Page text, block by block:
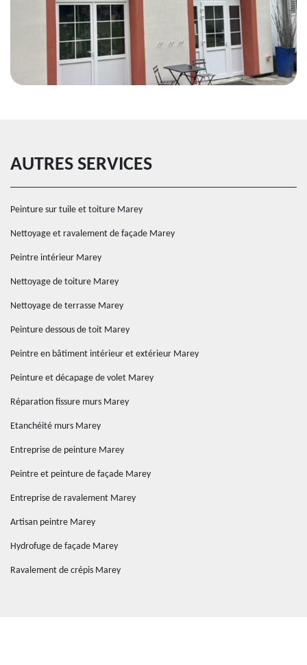
AUTRES SERVICES
Peinture sur tuile et toiture Marey
Nettoyage et ravalement de façade Marey
Peintre intérieur Marey
Nettoyage de toiture Marey
Nettoyage de terrasse Marey
Peinture dessous de toit Marey
Peintre en bâtiment intérieur et extérieur Marey
Peinture et décapage de volet Marey
Réparation fissure murs Marey
Etanchéité murs Marey
Entreprise de peinture Marey
Peintre et peinture de façade Marey
Entreprise de ravalement Marey
Artisan peintre Marey
Hydrofuge de façade Marey
Ravalement de crépis Marey